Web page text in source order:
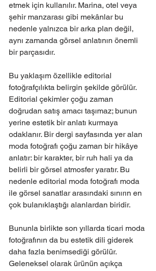
etmek için kullanılır. Marina, otel veya
şehir manzarası gibi mekânlar bu
nedenle yalnızca bir arka plan değil,
aynı zamanda görsel anlatının önemli
bir parçasıdır.
Bu yaklaşım özellikle editorial
fotoğrafçılıkta belirgin şekilde görülür.
Editorial çekimler çoğu zaman
doğrudan satış amacı taşımaz; bunun
yerine estetik bir anlatı kurmaya
odaklanır. Bir dergi sayfasında yer alan
moda fotoğrafı çoğu zaman bir hikâye
anlatır: bir karakter, bir ruh hali ya da
belirli bir görsel atmosfer yaratır. Bu
nedenle editorial moda fotoğrafı moda
ile görsel sanatlar arasındaki sınırın en
çok bulanıklaştığı alanlardan biridir.
Bununla birlikte son yıllarda ticari moda
fotoğrafının da bu estetik dili giderek
daha fazla benimsediği görülür.
Geleneksel olarak ürünün açıkça